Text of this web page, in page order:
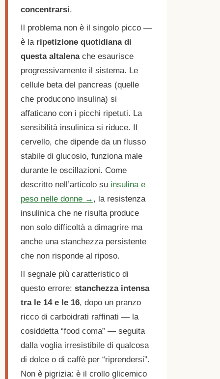
concentrarsi.
Il problema non è il singolo picco —
è la ripetizione quotidiana di
questa altalenache esaurisce
progressivamente il sistema. Le
cellule beta del pancreas (quelle
che producono insulina) si
affaticano con i picchi ripetuti. La
sensibilità insulinica si riduce. Il
cervello, che dipende da un flusso
stabile di glucosio, funziona male
durante le oscillazioni. Come
descritto nell’articolo su insulina e
peso nelle donne → , la resistenza
insulinica che ne risulta produce
non solo difficoltà a dimagrire ma
anche una stanchezza persistente
che non risponde al riposo.
Il segnale più caratteristico di
questo errore: stanchezza intensa
tra le 14 e le 16, dopo un pranzo
ricco di carboidrati raffinati — la
cosiddetta “food coma” — seguita
dalla voglia irresistibile di qualcosa
di dolce o di caffè per “riprendersi”.
Non è pigrizia: è il crollo glicemico